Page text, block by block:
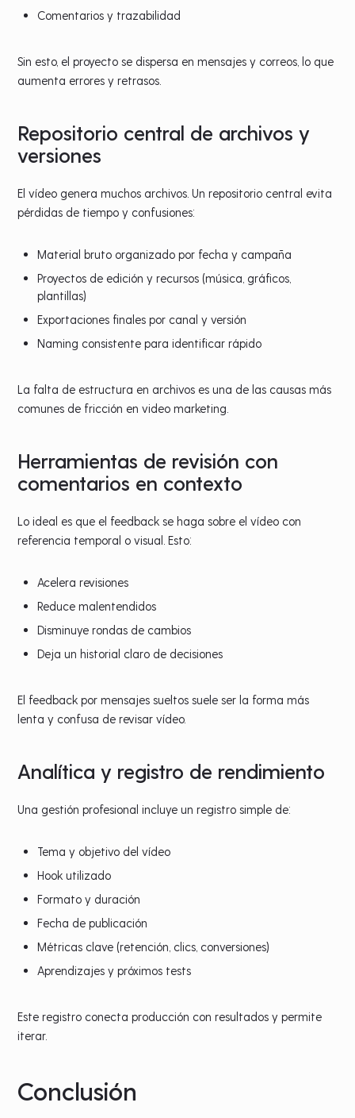
Comentarios y trazabilidad
Sin esto, el proyecto se dispersa en mensajes y correos, lo que
aumenta errores y retrasos.
Repositorio central de archivos y
versiones
El vídeo genera muchos archivos. Un repositorio central evita
pérdidas de tiempo y confusiones:
Material bruto organizado por fecha y campaña
Proyectos de edición y recursos (música, gráficos,
plantillas)
Exportaciones finales por canal y versión
Naming consistente para identificar rápido
La falta de estructura en archivos es una de las causas más
comunes de fricción en video marketing.
Herramientas de revisión con
comentarios en contexto
Lo ideal es que el feedback se haga sobre el vídeo con
referencia temporal o visual. Esto:
Acelera revisiones
Reduce malentendidos
Disminuye rondas de cambios
Deja un historial claro de decisiones
El feedback por mensajes sueltos suele ser la forma más
lenta y confusa de revisar vídeo.
Analítica y registro de rendimiento
Una gestión profesional incluye un registro simple de:
Tema y objetivo del vídeo
Hook utilizado
Formato y duración
Fecha de publicación
Métricas clave (retención, clics, conversiones)
Aprendizajes y próximos tests
Este registro conecta producción con resultados y permite
iterar.
Conclusión